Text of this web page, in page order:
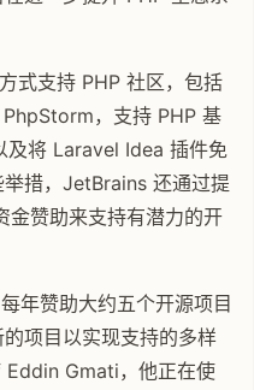
式支持 PHP 社区，包括
，支持 PHP 基
及将 Laravel Idea 插件免
措，JetBrains 还通过提
赞助来支持有潜力的开
年赞助大约五个开源项目
项目以实现支持的多样
Eddin Gmati，他正在使